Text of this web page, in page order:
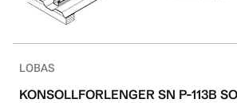
LOBAS
KONSOLLFORLENGER SN P-113B